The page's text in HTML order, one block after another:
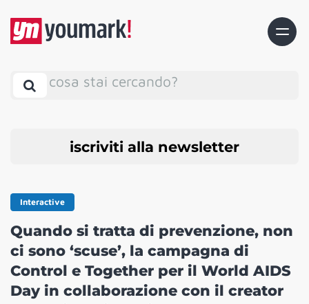
cosa stai cercando?
iscriviti alla newsletter
Interactive
Quando si tratta di prevenzione, non
ci sono ‘scuse’, la campagna di
Control e Together per il World AIDS
Day in collaborazione con il creator